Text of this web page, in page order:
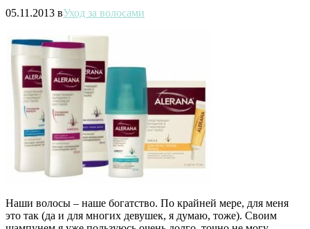
05.11.2013 вУход за волосами
Наши волосы – наше богатство. По крайней мере, для меня
это так (да и для многих девушек, я думаю, тоже). Своим